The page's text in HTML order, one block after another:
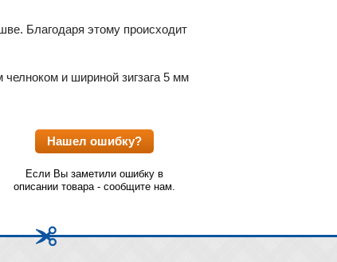
Благодаря этому происходит
и шириной зигзага 5 мм
Нашел ошибку?
Если Вы заметили ошибку в
описании товара - сообщите нам.